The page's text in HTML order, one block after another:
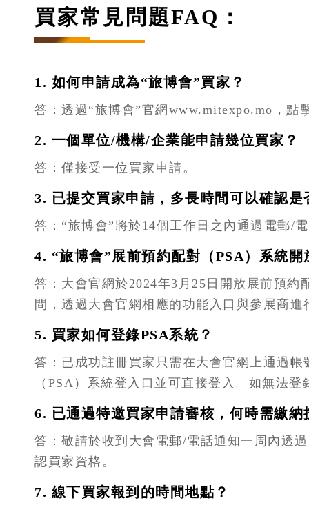
買家常見問題FAQ：
1. 如何申請成為“旅博會”買家？
答：透過“旅博會”官網www.mitexpo.mo，點
2. 一個單位/機構/企業能申請幾位買家？
答：僅接受一位買家申請。
3. 已提交買家申請，多長時間可以確認是
答：“旅博會”將於14個工作日之內通過電郵/
4. “旅博會”展前預約配對（PSA）系統開
答：大會官網於2024年3月25日開放展前預
間，透過大會官網相應的功能入口與參展商
5. 買家如何登錄PSA系統？
答：已成功註冊買家只需在大會官網上通過
（PSA）系統登入口並可直接登入。如無法
6. 已通過特邀買家申請審核，何時需繳納
答：敬請於收到大會電郵/電話通知一周內透
認買家資格。
7. 線下買家報到的時間地點？